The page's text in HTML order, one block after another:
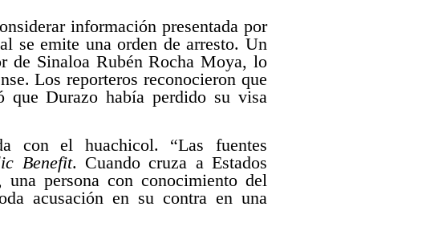
información presentada por
se emite una orden de arresto. Un
de Sinaloa Rubén Rocha Moya, lo
Los reporteros reconocieron que
que Durazo había perdido su visa
con el huachicol. “Las fuentes
Benefit. Cuando cruza a Estados
una persona con conocimiento del
acusación en su contra en una